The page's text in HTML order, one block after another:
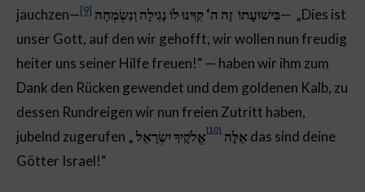
jauchzen—[9] בִּישׁוּעָתוֹ זֶה ה‘ קִוִּינוּ לוֹ נָגִילָה וְנִשְׂמְחָה
— „Dies ist
unser Gott, auf den wir gehofft, wir wollen nun freudig
heiter uns seiner Hilfe freuen!“ — haben wir ihm zum
Dank den Rücken gewendet und dem goldenen Kalb, zu
dessen Rundreigen wir nun freien Zutritt haben,
jubelnd zugerufen „
אֵלֶּה [10] אֱלֹקֶיךָ יִשְׂרָאֵל
das sind deine
Götter Israel!“